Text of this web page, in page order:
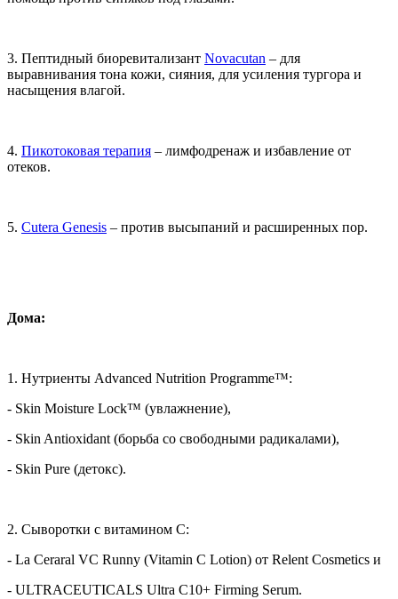
3. Пептидный биоревитализант Novacutan – для
выравнивания тона кожи, сияния, для усиления тургора и
насыщения влагой.
4. Пикотоковая терапия – лимфодренаж и избавление от
отеков.
5. Cutera Genesis – против высыпаний и расширенных пор.
Дома:
1. Нутриенты Advanced Nutrition Programme™:
- Skin Moisture Lock™ (увлажнение),
- Skin Antioxidant (борьба со свободными радикалами),
- Skin Pure (детокс).
2. Сыворотки с витамином С:
- La Ceraral VC Runny (Vitamin C Lotion) от Relent Cosmetics и
- ULTRACEUTICALS Ultra C10+ Firming Serum.